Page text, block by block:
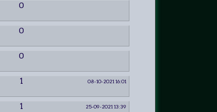
0
0
0
1
08-10-2021 16:01
1
25-09-2021 13:39